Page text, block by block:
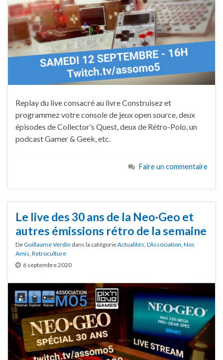
Replay du live consacré au livre Construisez et
programmez votre console de jeux open source, deux
épisodes de Collector’s Quest, deux de Rétro-Polo, un
podcast Gamer & Geek, etc.
Faire un commentaire
Le live des 30 ans de la Neo·Geo et
autres émissions rétro de la semaine
DeGuillaume Verdin dans la catégorieActualités, L'Association, Nos
Amis, Retroculture
6 septembre 2020